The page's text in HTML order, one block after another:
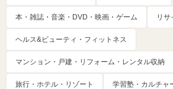
本・雑誌・音楽・DVD・映画・ゲーム リサ
ヘルス&ビューティ・フィットネス
マンション・戸建・リフォーム・レンタル収納
旅行・ホテル・リゾート 学習塾・カルチャ